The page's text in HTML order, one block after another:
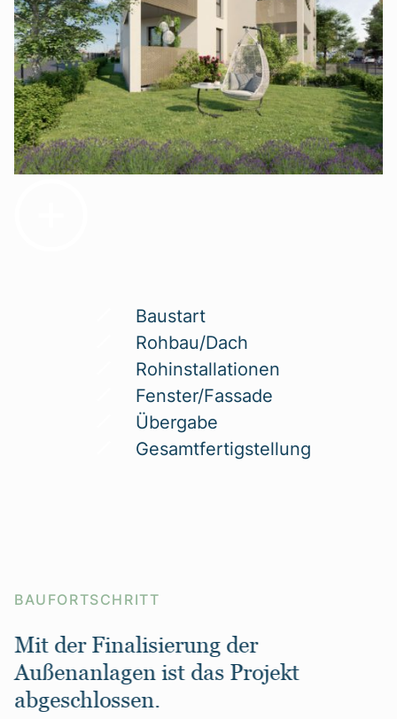
Baustart
Rohbau/Dach
Rohinstallationen
Fenster/Fassade
Übergabe
Gesamtfertigstellung
BAUFORTSCHRITT
Mit der Finalisierung der
Außenanlagen ist das Projekt
abgeschlossen.